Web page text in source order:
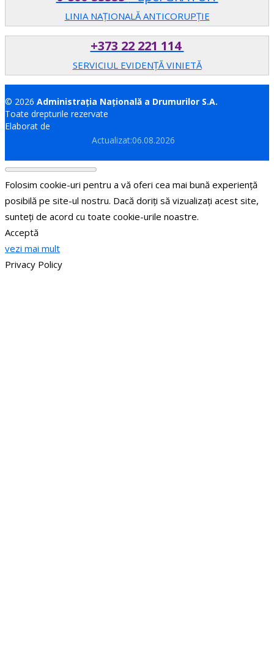
LINIA NAȚIONALĂ ANTICORUPȚIE
+373 22 221 114
SERVICIUL EVIDENȚĂ VINIETĂ
© 2026 Administrația Națională a Drumurilor S.A.
Toate drepturile rezervate
Elaborat de
Actualizat:06.08.2026
Folosim cookie-uri pentru a vă oferi cea mai bună experiență
posibilă pe site-ul nostru. Dacă doriți să vizualizați acest site,
sunteți de acord cu toate cookie-urile noastre.
Acceptă
vezi mai mult
Privacy Policy